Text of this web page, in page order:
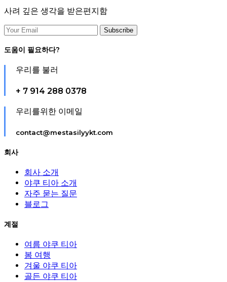
사려 깊은 생각을 받은편지함
도움이 필요하다?
우리를 불러
+ 7 914 288 0378
우리를위한 이메일
contact@mestasilyykt.com
회사
회사 소개
야쿠 티아 소개
자주 묻는 질문
블로그
계절
여름 야쿠 티아
봄 여행
겨울 야쿠 티아
골든 야쿠 티아